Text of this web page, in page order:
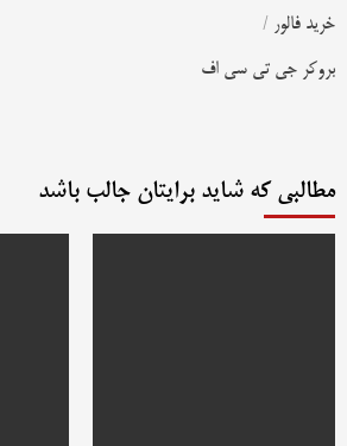
خرید فالور /
بروکر جی تی سی اف
مطالبی که شاید برایتان جالب باشد